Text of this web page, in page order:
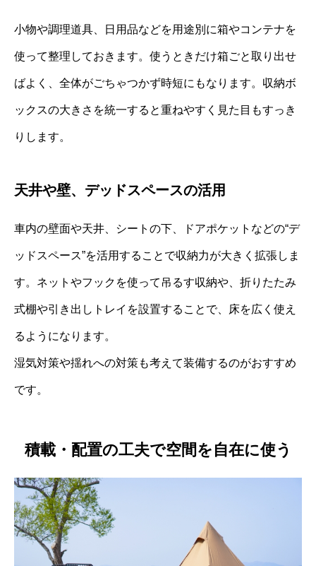
小物や調理道具、日用品などを用途別に箱やコンテナを
使って整理しておきます。使うときだけ箱ごと取り出せ
ばよく、全体がごちゃつかず時短にもなります。収納ボ
ックスの大きさを統一すると重ねやすく見た目もすっき
りします。
天井や壁、デッドスペースの活用
車内の壁面や天井、シートの下、ドアポケットなどの“デ
ッドスペース”を活用することで収納力が大きく拡張しま
す。ネットやフックを使って吊るす収納や、折りたたみ
式棚や引き出しトレイを設置することで、床を広く使え
るようになります。
湿気対策や揺れへの対策も考えて装備するのがおすすめ
です。
積載・配置の工夫で空間を自在に使う